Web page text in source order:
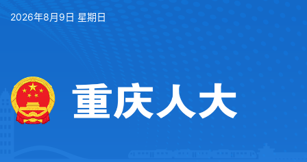
2026年8月9日 星期日